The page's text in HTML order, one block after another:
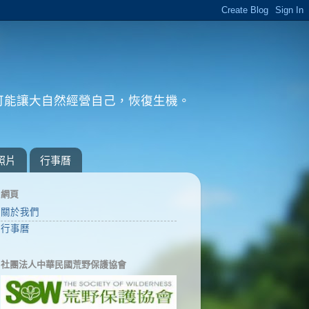
讓大自然經營自己，恢復生機。
片 行事曆
網頁
關於我們
行事曆
社團法人中華民國荒野保護協會